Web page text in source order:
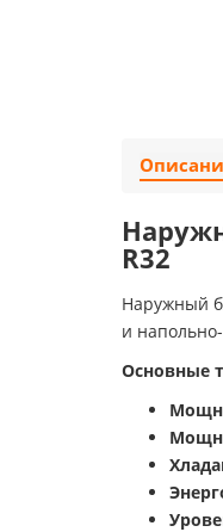
R32
Наружный
и
Основные